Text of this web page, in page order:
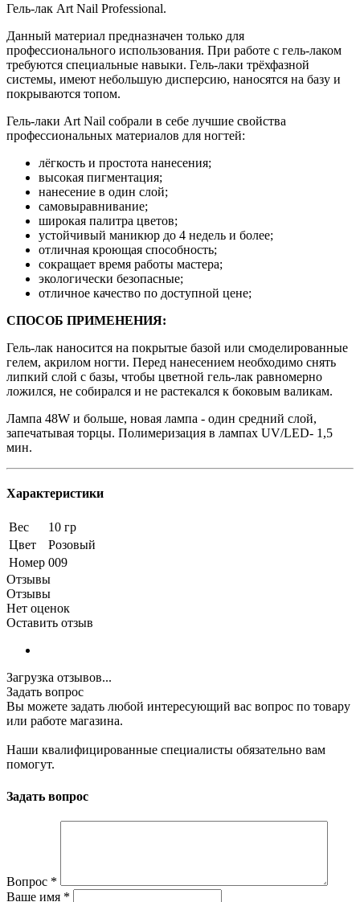
Гель-лак Art Nail Professional.
Данный материал предназначен только для
профессионального использования. При работе с гель-лаком
требуются специальные навыки. Гель-лаки трёхфазной
системы, имеют небольшую дисперсию, наносятся на базу и
покрываются топом.
Гель-лаки Art Nail собрали в себе лучшие свойства
профессиональных материалов для ногтей:
лёгкость и простота нанесения;
высокая пигментация;
нанесение в один слой;
самовыравнивание;
широкая палитра цветов;
устойчивый маникюр до 4 недель и более;
отличная кроющая способность;
сокращает время работы мастера;
экологически безопасные;
отличное качество по доступной цене;
СПОСОБ ПРИМЕНЕНИЯ:
Гель-лак наносится на покрытые базой или смоделированные
гелем, акрилом ногти. Перед нанесением необходимо снять
липкий слой с базы, чтобы цветной гель-лак равномерно
ложился, не собирался и не растекался к боковым валикам.
Лампа 48W и больше, новая лампа - один средний слой,
запечатывая торцы. Полимеризация в лампах UV/LED- 1,5
мин.
Характеристики
Вес
10 гр
Цвет
Розовый
Номер 009
Отзывы
Отзывы
Нет оценок
Оставить отзыв
Загрузка отзывов...
Задать вопрос
Вы можете задать любой интересующий вас вопрос по товару
или работе магазина.
Наши квалифицированные специалисты обязательно вам
помогут.
Задать вопрос
Вопрос *
Ваше имя *